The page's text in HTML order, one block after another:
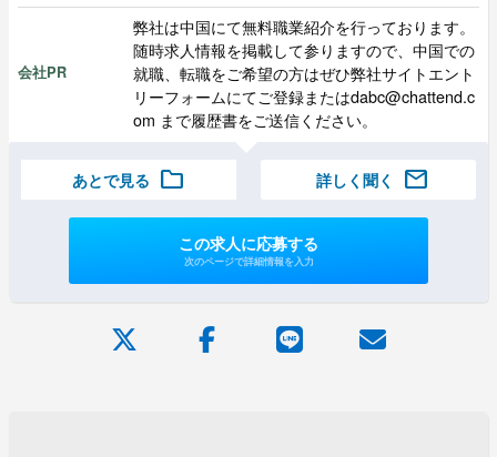
会社PR
弊社は中国にて無料職業紹介を行っております。
随時求人情報を掲載して参りますので、中国での
就職、転職をご希望の方はぜひ弊社サイトエント
リーフォームにてご登録またはdabc@chattend.c
om まで履歴書をご送信ください。
あとで見る folder 詳しく聞く mail
この求人に応募する
次のページで詳細情報を入力